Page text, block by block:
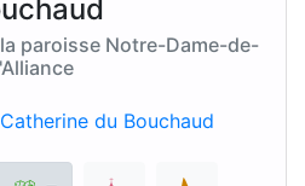
paroisse Notre-Dame-de-